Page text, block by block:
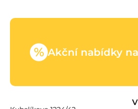
% Akční nabídky